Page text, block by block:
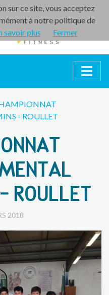
- ROULLET
ROULLET
2018
sur ce site, vous acceptez
à notre politique de
savoir plus Fermer